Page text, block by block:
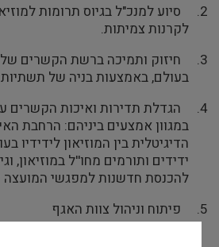
2.
סיוע למנכ"ל בגיוס תרומות
לקרנות צמיתות.
3.
חיזוק ותמיכה ברשת הקשרים של
בעולם, באמצעות בניה של תשתיות
4.
הגדלת תדירות ואיכות הקשרים
במגוון אמצעים ביניהם: הרחבת
הדיגיטלית בין המוזיאון לידידיו
ידידים ותורמים מחו''ל במוזיאון,
להכנסת חדשנות למפגשי המועצה
5.
פיתוח וניהול צוות האגף